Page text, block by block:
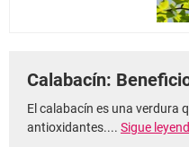
Calabacín:
El calabacín es una verdura
antioxidantes.... Sigue